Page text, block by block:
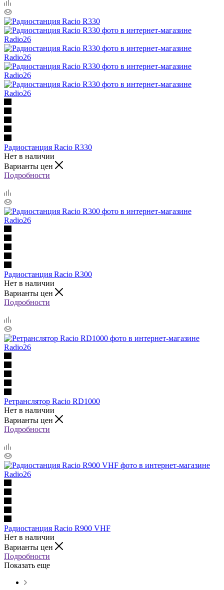
Радиостанция Racio R330
Нет в наличии
Варианты цен
Подробности
Радиостанция Racio R300
Нет в наличии
Варианты цен
Подробности
Ретранслятор Racio RD1000
Нет в наличии
Варианты цен
Подробности
Радиостанция Racio R900 VHF
Нет в наличии
Варианты цен
Подробности
Показать еще